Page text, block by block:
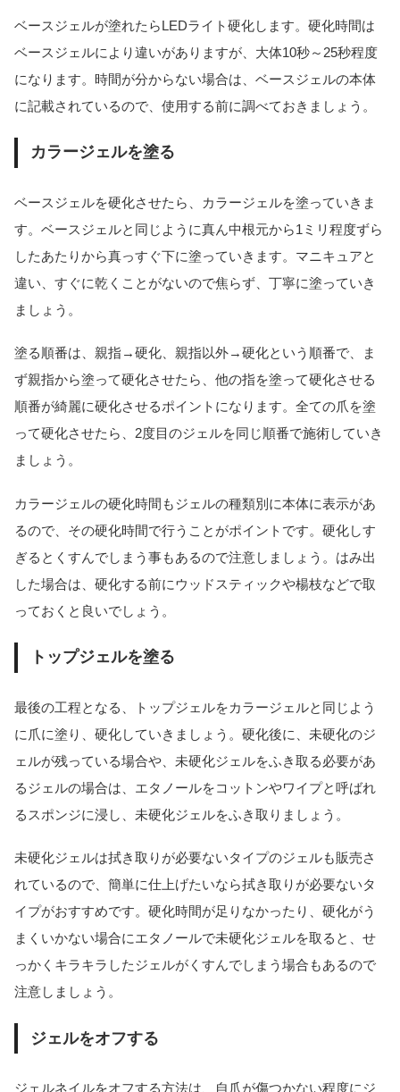
ベースジェルが塗れたらLEDライト硬化します。硬化時間は
ベースジェルにより違いがありますが、大体10秒～25秒程度
になります。時間が分からない場合は、ベースジェルの本体
に記載されているので、使用する前に調べておきましょう。
カラージェルを塗る
ベースジェルを硬化させたら、カラージェルを塗っていきま
す。ベースジェルと同じように真ん中根元から1ミリ程度ずら
したあたりから真っすぐ下に塗っていきます。マニキュアと
違い、すぐに乾くことがないので焦らず、丁寧に塗っていき
ましょう。
塗る順番は、親指→硬化、親指以外→硬化という順番で、ま
ず親指から塗って硬化させたら、他の指を塗って硬化させる
順番が綺麗に硬化させるポイントになります。全ての爪を塗
って硬化させたら、2度目のジェルを同じ順番で施術していき
ましょう。
カラージェルの硬化時間もジェルの種類別に本体に表示があ
るので、その硬化時間で行うことがポイントです。硬化しす
ぎるとくすんでしまう事もあるので注意しましょう。はみ出
した場合は、硬化する前にウッドスティックや楊枝などで取
っておくと良いでしょう。
トップジェルを塗る
最後の工程となる、トップジェルをカラージェルと同じよう
に爪に塗り、硬化していきましょう。硬化後に、未硬化のジ
ェルが残っている場合や、未硬化ジェルをふき取る必要があ
るジェルの場合は、エタノールをコットンやワイプと呼ばれ
るスポンジに浸し、未硬化ジェルをふき取りましょう。
未硬化ジェルは拭き取りが必要ないタイプのジェルも販売さ
れているので、簡単に仕上げたいなら拭き取りが必要ないタ
イプがおすすめです。硬化時間が足りなかったり、硬化がう
まくいかない場合にエタノールで未硬化ジェルを取ると、せ
っかくキラキラしたジェルがくすんでしまう場合もあるので
注意しましょう。
ジェルをオフする
ジェルネイルをオフする方法は、自爪が傷つかない程度にジ